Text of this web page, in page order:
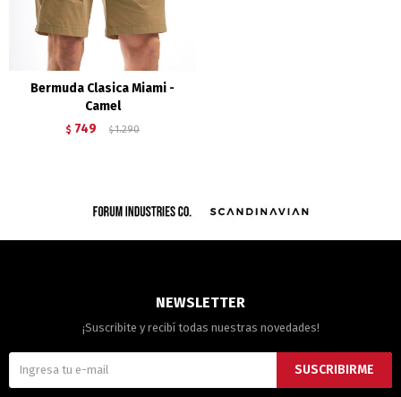
Bermuda Clasica Miami -
Camel
$ 749 $ 1.290
NEWSLETTER
¡Suscribite y recibí todas nuestras novedades!
SUSCRIBIRME